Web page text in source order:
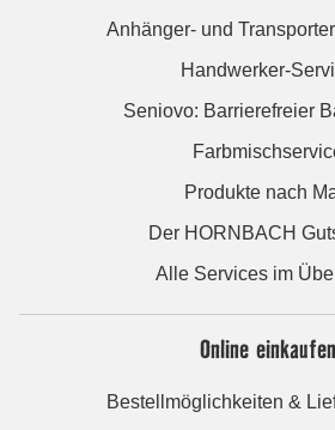
Anhänger- und
Handwerker-
Seniovo: Barrierefreier
Produkte nach
Der HORNBACH
Alle Services im
Online einkaufen
Bestellmöglichkeiten &